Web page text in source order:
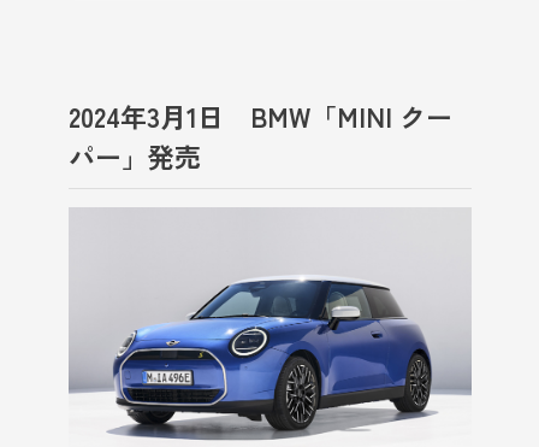
2024年3月1日 BMW「MINI クー
パー」発売